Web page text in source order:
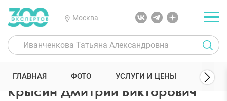
Москва
300 Экспертов Пластические хирурги Крысин Дмитрий
Крысин Дмитрий Викторович
ГЛАВНАЯ ФОТО УСЛУГИ И ЦЕНЫ